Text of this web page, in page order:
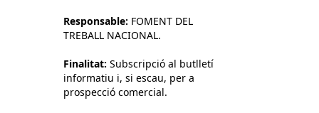
Responsable: FOMENT DEL
TREBALL NACIONAL.
Finalitat: Subscripció al butlletí
informatiu i, si escau, per a
prospecció comercial.